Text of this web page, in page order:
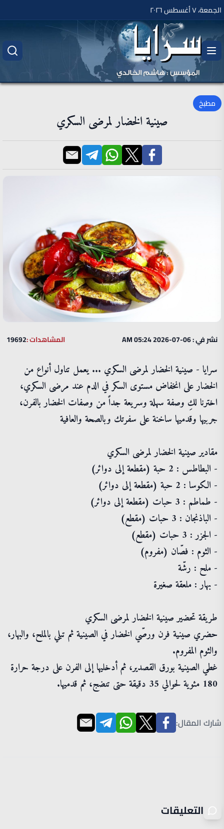
الجمعة، ٧ أغسطس ٢٠٢٦
مطبخ
صينية الخضار لمرضى السكري
نشر في : 06-07-2026 05:24 AM المشاهدات :19692
سرايا - صينية الخضار لمرضى السكري ... يعمل تناول أنواع من
الخضار على انخفاض مستوى السكر في الدم عند مرضى السكري،
اخترنا لكِ وصفة سهلة وسريعة جداً من وصفات الخضار بالفرن،
جربيها وقدميها ساخنة على سفرتك وبالصحة والعافية
مقادير صينية الخضار لمرضى السكري
- البطاطس : 2 حبة (مقطعة إلى دوائر)
- الكوسا : 2 حبة (مقطعة إلى دوائر)
- طماطم : 3 حبات (مقطعة إلى دوائر)
- الباذنجان : 3 حبات (مقطع)
- الجزر : 3 حبات (مقطع)
- الثوم : فصّان (مفروم)
- ملح : رشّة
- بهار : ملعقة صغيرة
طريقة تحضير صينية الخضار لمرضى السكري
حضري صينية فرن ورصّي الخضار في الصينية ثم تبلي بالملح، والبهار،
والثوم المفروم.
غطي الصينية بورق القصدير، ثم أدخليها إلى الفرن على درجة حرارة
180 مئوية لحوالي 35 دقيقة حتى تنضج، ثم قدميها.
شارك المقال:
التعليقات